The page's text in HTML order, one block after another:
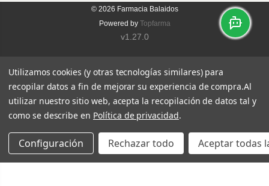
© 2026 Farmacia Balaidos
Powered by Topfarma
v1.27.0
Utilizamos cookies (y otras tecnologías similares) para
recopilar datos a fin de mejorar su experiencia de compra.Al
utilizar nuestro sitio web, acepta la recopilación de datos tal y
como se describe en Política de privacidad.
Configuración Rechazar todo Aceptar todas